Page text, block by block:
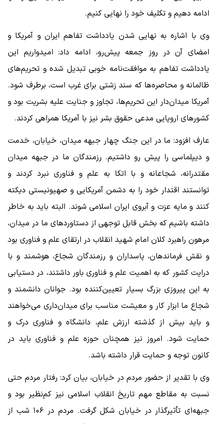
ادامه دهیم و تکلیف خود را نهایی کنیم.
وی با اشاره به نهایی شدن یادداشت تفاهم ایران و آمریکا و
امضای آن در روز جمعه پیش‌رو، ادامه داد: امیدواریم این
یادداشت تفاهم به موافقت‌نامه خوبی تبدیل شده و تحریم‌های
ظالمانه و محاصره‌ها که سند زشتی برای غرب است، برطرف شود.
آمریکا میدان‌دار این تحریم‌ها، تجاوز و جنایت علیه بشریت بود و
کشورهای اروپایی مدعی حقوق بشر نیز با آمریکا همراهی کردند.
عارف افزود: ما در این جنگ چهار جبهه میدان، خیابان، خدمت
و دیپلماسی را پیش رو داشتیم. رزمندگان ما در جبهه میدان
مقتدرانه، شجاعانه و با اتکا به علم و فناوری نبرد کردند و
توانستند اقتدار خود را به دشمن آمریکایی و صهیونیستی دیکته
کنند و مایه عزت و آبروی ایران اسلامی شوند. البته باید به خاطر
داشته باشیم که بخش قابل توجهی از دستاوردهای ما در میدان،
مرهون راهبرد کلان امام شهید انقلاب در ارتقای علم و فناوری بود
و نقش فرماندهان، پاسداران و رزمندگان شجاع، هوشمند و با
درایت کشور که به اهمیت علم و فناوری باور داشتند، در دستیابی
به این پیروزی بزرگ بسیار تعیین‌کننده بود. جوانان دانشمند و
شجاع ما ابزار کار و معیشت مناسب برای میدان‌داری می‌خواهند
و باید بیش از گذشته ارزش علم، دانشگاه و فناوری درک و
حمایت شود. امروز نیز همچنان حوزه علم و فناوری باید در
کانون توجه و حمایت قرار داشته باشد.
وی با تقدیر از حضور مردم در خیابان، بیان کرد: رفتار مردم حتی
نسبت به مقاطع مهم تاریخ انقلاب اسلامی نیز کم‌نظیر بود و
جبهه‌ای تأثیرگذار در خیابان شکل گرفت. مردم در ۱۰۶ شب از